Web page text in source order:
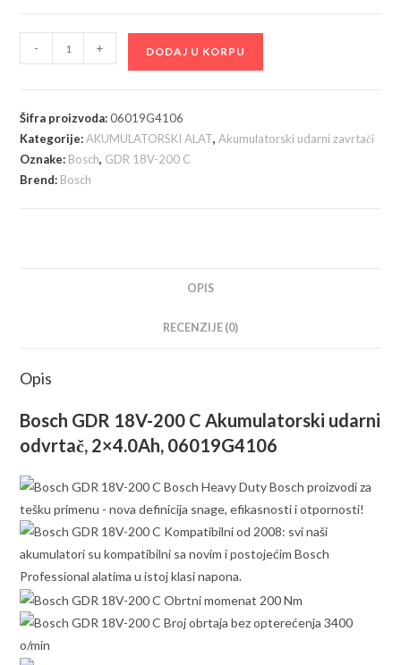
GDR
200
C
akumulatorski
udarni
- + DODAJ U KORPU
Šifra proizvoda:06019G4106
Kategorije:AKUMULATORSKI ALAT,Akumulatorski udarni zavrtači
Oznake: Bosch, GDR 18V-200 C
Brend: Bosch
OPIS
RECENZIJE (0)
Opis
Bosch GDR 18V-200 C Akumulatorski udarni
odvrtač, 2×4.0Ah, 06019G4106